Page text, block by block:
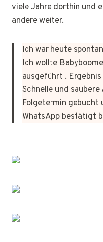
viele Jahre dorthin und
andere weiter.
Ich war heute
Ich wollte
ausgeführt . Ergebnis
Schnelle und
Folgetermin gebucht
WhatsApp bestätigt